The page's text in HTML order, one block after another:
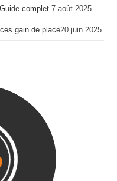
complet 7 août 2025
gain de place​20 juin 2025